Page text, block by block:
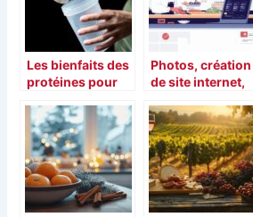
Les bienfaits des
protéines pour
saveur chocolat
Photos, création
de site internet,
: l’importance de
la
communication
pour un traiteur